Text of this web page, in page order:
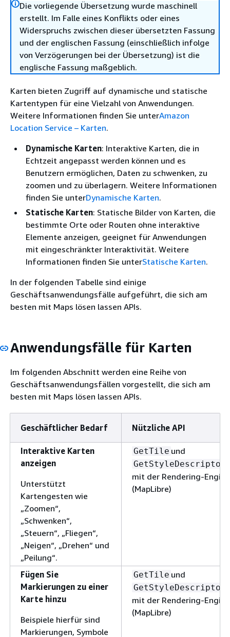
Die vorliegende Übersetzung wurde maschinell
erstellt. Im Falle eines Konflikts oder eines
Widerspruchs zwischen dieser übersetzten Fassung
und der englischen Fassung (einschließlich infolge
von Verzögerungen bei der Übersetzung) ist die
englische Fassung maßgeblich.
Karten bieten Zugriff auf dynamische und statische
Kartentypen für eine Vielzahl von Anwendungen.
Weitere Informationen finden Sie unterAmazon
Location Service – Karten.
Dynamische Karten: Interaktive Karten, die in
Echtzeit angepasst werden können und es
Benutzern ermöglichen, Daten zu schwenken, zu
zoomen und zu überlagern. Weitere Informationen
finden Sie unterDynamische Karten.
Statische Karten: Statische Bilder von Karten, die
bestimmte Orte oder Routen ohne interaktive
Elemente anzeigen, geeignet für Anwendungen
mit eingeschränkter Interaktivität. Weitere
Informationen finden Sie unterStatische Karten.
In der folgenden Tabelle sind einige
Geschäftsanwendungsfälle aufgeführt, die sich am
besten mit Maps lösen lassen APIs.
Anwendungsfälle für Karten
Im folgenden Abschnitt werden eine Reihe von
Geschäftsanwendungsfällen vorgestellt, die sich am
besten mit Maps lösen lassen APIs.
Geschäftlicher Bedarf Nützliche API
Interaktive Karten
anzeigen
Unterstützt
Kartengesten wie
„Zoomen“,
„Schwenken“,
„Steuern“, „Fliegen“,
„Neigen“, „Drehen“ und
„Peilung“.
GetTile und
GetStyleDescriptor
mit der Rendering-Engine
(MapLibre)
Fügen Sie
Markierungen zu einer
Karte hinzu
Beispiele hierfür sind
Markierungen, Symbole
GetTile und
GetStyleDescriptor
mit der Rendering-Engine
(MapLibre)